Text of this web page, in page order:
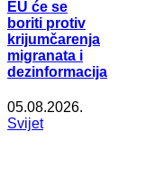
EU će se
boriti protiv
krijumčarenja
migranata i
dezinformacija
05.08.2026.
Svijet